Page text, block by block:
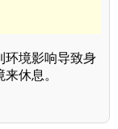
环境影响导致身
休息。